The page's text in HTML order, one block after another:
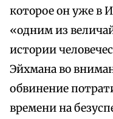
которое он уже в
«одним из
истории
Эйхмана во
обвинение
времени на